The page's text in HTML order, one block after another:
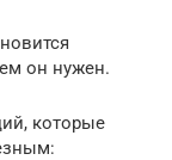
он нужен.
которые